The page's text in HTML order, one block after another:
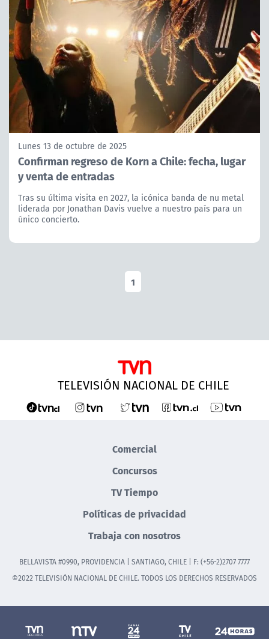
Lunes 13 de octubre de 2025
Confirman regreso de Korn a Chile: fecha, lugar
y venta de entradas
Tras su última visita en 2027, la icónica banda de nu metal
liderada por Jonathan Davis vuelve a nuestro país para un
único concierto.
1
TELEVISIÓN NACIONAL DE CHILE
Comercial
Concursos
TV Tiempo
Políticas de privacidad
Trabaja con nosotros
BELLAVISTA #0990, PROVIDENCIA | SANTIAGO, CHILE | F: (+56-2)2707 7777
©2022 TELEVISIÓN NACIONAL DE CHILE. TODOS LOS DERECHOS RESERVADOS